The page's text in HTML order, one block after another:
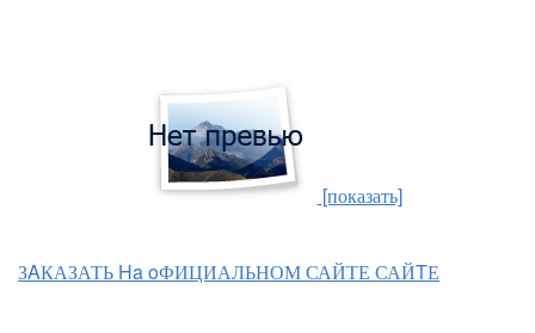
[показать]
ЗAКАЗАТЬ Ha oФИЦИАЛЬНОМ САЙТЕ САЙTЕ